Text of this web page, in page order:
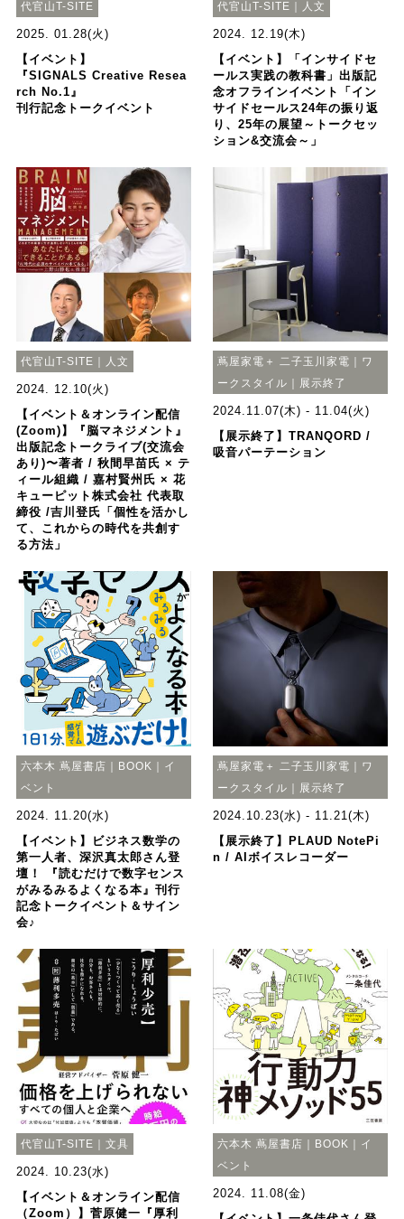
代官山T-SITE
2025. 01.28(火)
【イベント】
『SIGNALS Creative Resea
rch No.1』
刊行記念トークイベント
代官山T-SITE｜人文
2024. 12.19(木)
【イベント】「インサイドセ
ールス実践の教科書」出版記
念オフラインイベント「イン
サイドセールス24年の振り返
り、25年の展望～トークセッ
ション&交流会～」
代官山T-SITE｜人文
2024. 12.10(火)
【イベント＆オンライン配信
(Zoom)】『脳マネジメント』
出版記念トークライブ(交流会
あり)〜著者 / 秋間早苗氏 × テ
ィール組織 / 嘉村賢州氏 × 花
キューピット株式会社 代表取
締役 /吉川登氏「個性を活かし
て、これからの時代を共創す
る方法」
蔦屋家電＋ 二子玉川家電｜ワ
ークスタイル｜展示終了
2024.11.07(木) - 11.04(火)
【展示終了】TRANQORD /
吸音パーテーション
六本木 蔦屋書店｜BOOK｜イ
ベント
2024. 11.20(水)
【イベント】ビジネス数学の
第一人者、深沢真太郎さん登
壇！ 『読むだけで数字センス
がみるみるよくなる本』刊行
記念トークイベント＆サイン
会♪
蔦屋家電＋ 二子玉川家電｜ワ
ークスタイル｜展示終了
2024.10.23(水) - 11.21(木)
【展示終了】PLAUD NotePi
n / AIボイスレコーダー
代官山T-SITE｜文具
2024. 10.23(水)
【イベント＆オンライン配信
（Zoom）】菅原健一『厚利
六本木 蔦屋書店｜BOOK｜イ
ベント
2024. 11.08(金)